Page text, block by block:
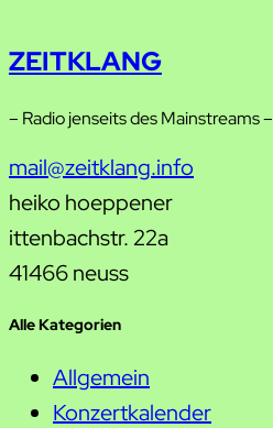
ZEITKLANG
– Radio jenseits des Mainstreams –
mail@zeitklang.info
heiko hoeppener
ittenbachstr. 22a
41466 neuss
Alle Kategorien
Allgemein
Konzertkalender